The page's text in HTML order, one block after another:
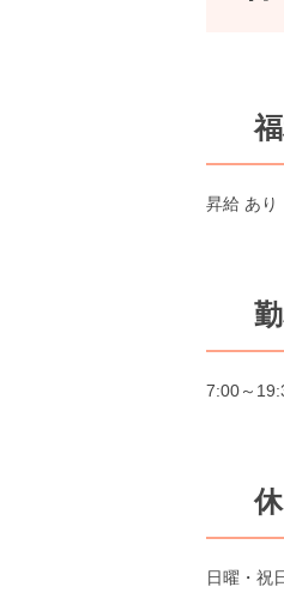
昇給 あり
7:00～
日曜・祝